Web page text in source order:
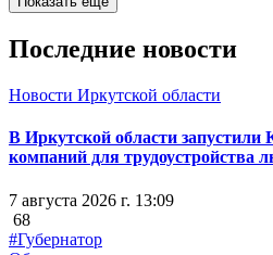
Последние новости
Новости Иркутской области
В Иркутской области
компаний для трудоустройства
7 августа 2026 г. 13:09
68
#Губернатор